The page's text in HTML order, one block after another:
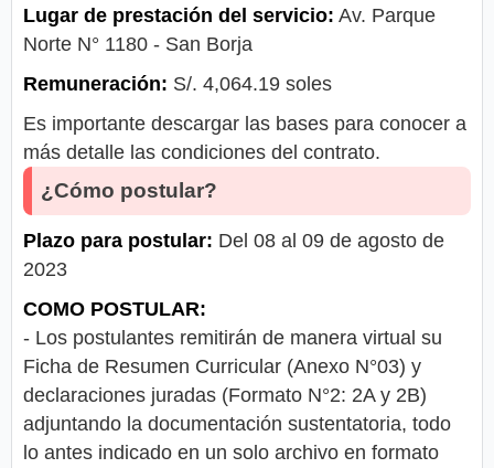
Lugar de prestación del servicio: Av. Parque
Norte N° 1180 - San Borja
Remuneración: S/. 4,064.19 soles
Es importante descargar las bases para conocer a
más detalle las condiciones del contrato.
¿Cómo postular?
Plazo para postular: Del 08 al 09 de agosto de
2023
COMO POSTULAR:
- Los postulantes remitirán de manera virtual su
Ficha de Resumen Curricular (Anexo N°03) y
declaraciones juradas (Formato N°2: 2A y 2B)
adjuntando la documentación sustentatoria, todo
lo antes indicado en un solo archivo en formato